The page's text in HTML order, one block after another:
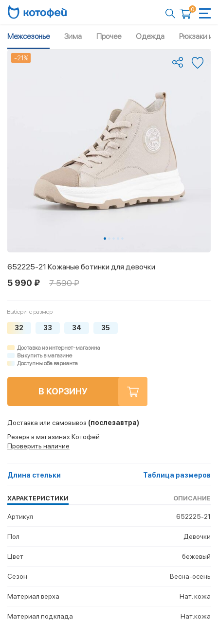
0
Межсезонье Зима Прочее Одежда Рюкзаки и
-21%
652225-21 Кожаные ботинки для девочки
5 990 ₽ 7 590 ₽
Выберите размер
32 33 34 35
Доставка из интернет-магазина
Выкупить в магазине
Доступны оба варианта
В КОРЗИНУ
Доставка или самовывоз (послезавтра)
Резерв в магазинах Котофей
Проверить наличие
Длина стельки Таблица размеров
ХАРАКТЕРИСТИКИ ОПИСАНИЕ
Артикул 652225-21
Пол Девочки
Цвет бежевый
Сезон Весна-осень
Материал верха Нат. кожа
Материал подклада Нат.кожа